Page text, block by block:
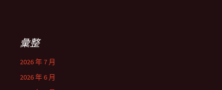
彙整
2026 年 7 月
2026 年 6 月